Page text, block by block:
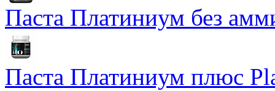
Паста Платиниум без
Паста Платиниум плюс